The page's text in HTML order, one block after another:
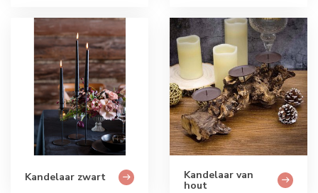
Kandelaar zwart Kandelaar van
hout